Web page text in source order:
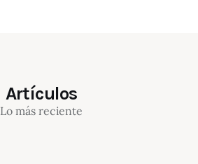
Artículos
Lo más reciente